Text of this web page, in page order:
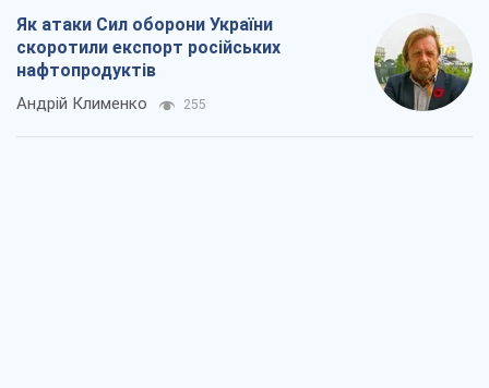
Як атаки Сил оборони України
скоротили експорт російських
нафтопродуктів
Андрій Клименко 255